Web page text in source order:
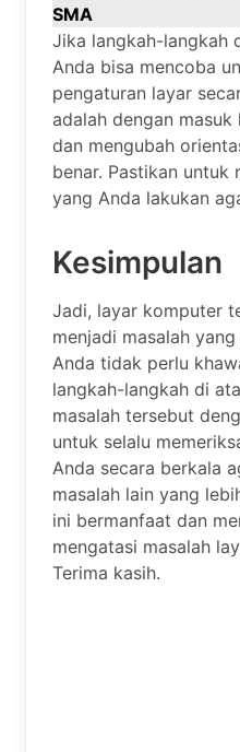
SMA
Jika langkah-langkah
Anda bisa mencoba
pengaturan layar
adalah dengan
dan mengubah
benar. Pastikan untuk
yang Anda lakukan
Kesimpulan
Jadi, layar komputer
menjadi masalah
Anda tidak perlu
langkah-langkah di
masalah tersebut
untuk selalu
Anda secara berkala
masalah lain yang
ini bermanfaat dan
mengatasi masalah
Terima kasih.